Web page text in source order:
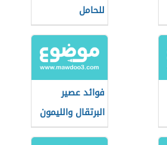
للحامل
فوائد عصير
البرتقال والليمون